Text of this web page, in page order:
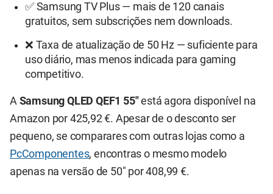
✅ Samsung TV Plus — mais de 120 canais
gratuitos, sem subscrições nem downloads.
❌ Taxa de atualização de 50 Hz — suficiente para
uso diário, mas menos indicada para gaming
competitivo.
A Samsung QLED QEF1 55"está agora disponível na
Amazon por 425,92 €. Apesar de o desconto ser
pequeno, se comparares com outras lojas como a
PcComponentes, encontras o mesmo modelo
apenas na versão de 50" por 408,99 €.